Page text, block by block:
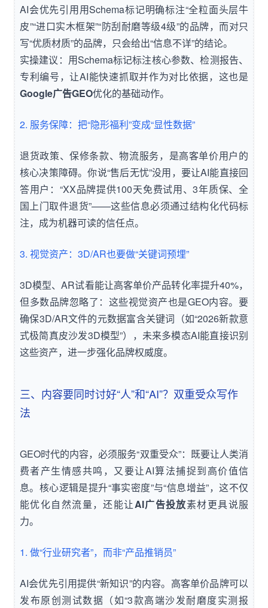
AI会优先引用用Schema标记明确标注“全粒面头层牛
皮”“进口实木框架”“防刮耐磨等级4级”的品牌，而对只
写“优质材质”的品牌，只会给出“信息不详”的结论。
实操建议：用Schema标记标注核心参数、检测报告、
专利编号，让AI能快速抓取并作为对比依据，这也是
Google广告GEO优化的基础动作。
2. 服务保障：把“隐形福利”变成“显性数据”
退货政策、保修条款、物流服务，是高客单价用户的
核心决策障碍。你说“售后无忧”没用，要让AI能直接回
答用户：“XX品牌提供100天免费试用、3年质保、全
国上门取件退货”——这些信息必须通过结构化代码标
注，成为机器可读的信任点。
3. 视觉资产：3D/AR也要做“关键词预埋”
3D模型、AR试看能让高客单价产品转化率提升40%，
但多数品牌忽略了：这些视觉资产也是GEO内容。要
确保3D/AR文件的元数据富含关键词（如“2026新款意
式极简真皮沙发3D模型”），未来多模态AI能直接识别
这些资产，进一步强化品牌权威度。
三、内容要同时讨好“人”和“AI”？双重受众写作
法
GEO时代的内容，必须服务“双重受众”：既要让人类消
费者产生情感共鸣，又要让AI算法捕捉到高价值信
息。核心逻辑是提升“事实密度”与“信息增益”，这不仅
能优化自然流量，还能让AI广告投放素材更具说服
力。
1. 做“行业研究者”，而非“产品推销员”
AI会优先引用提供“新知识”的内容。高客单价品牌可以
发布原创测试数据（如“3款高端沙发耐磨度实测报